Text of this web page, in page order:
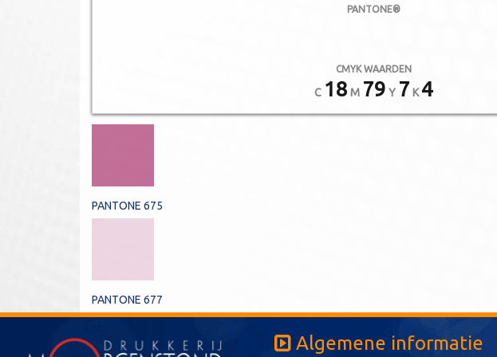
PANTONE®
CMYK WAARDEN
C 18 M 79 Y 7 K4
PANTONE 675
PANTONE 677
Algemene informatie